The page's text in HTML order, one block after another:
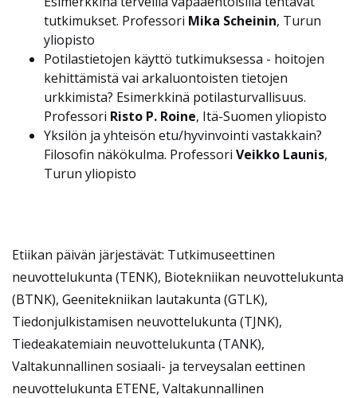
tutkimukset. Professori Mika Scheinin, Turun
yliopisto
Potilastietojen käyttö tutkimuksessa - hoitojen
kehittämistä vai arkaluontoisten tietojen
urkkimista? Esimerkkinä potilasturvallisuus.
Professori Risto P. Roine, Itä-Suomen yliopisto
Yksilön ja yhteisön etu/hyvinvointi vastakkain?
Filosofin näkökulma. Professori Veikko Launis,
Turun yliopisto
Etiikan päivän järjestävät: Tutkimuseettinen
neuvottelukunta (TENK), Biotekniikan neuvottelukunta
(BTNK), Geenitekniikan lautakunta (GTLK),
Tiedonjulkistamisen neuvottelukunta (TJNK),
Tiedeakatemiain neuvottelukunta (TANK),
Valtakunnallinen sosiaali- ja terveysalan eettinen
neuvottelukunta ETENE, Valtakunnallinen